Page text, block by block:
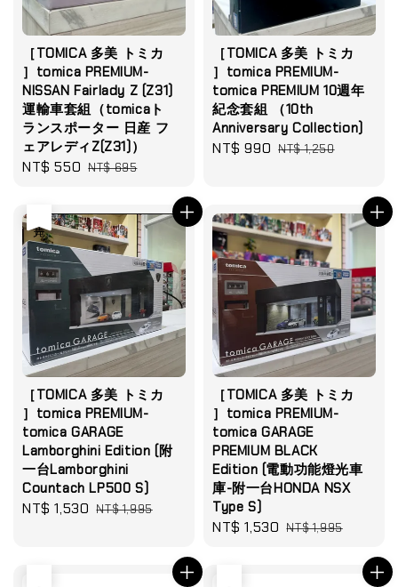
［TOMICA 多美 トミカ
］tomica PREMIUM-
NISSAN Fairlady Z (Z31)
運輸車套組（tomicaト
ランスポーター 日産 フ
ェアレディZ(Z31)）
Sale
NT$ 550 Regular
NT$ 695
［TOMICA 多美 トミカ
］tomica PREMIUM-
tomica PREMIUM 10週年
紀念套組 （10th
Anniversary Collection)
Sale
NT$ 990 Regular
NT$ 1,250
［TOMICA 多美 トミカ
］tomica PREMIUM-
tomica GARAGE
Lamborghini Edition (附
一台Lamborghini
Countach LP500 S)
Sale
NT$ 1,530 Regular
NT$ 1,995
［TOMICA 多美 トミカ
］tomica PREMIUM-
tomica GARAGE
PREMIUM BLACK
Edition (電動功能燈光車
庫-附一台HONDA NSX
Type S)
Sale
NT$ 1,530 Regular
NT$ 1,995